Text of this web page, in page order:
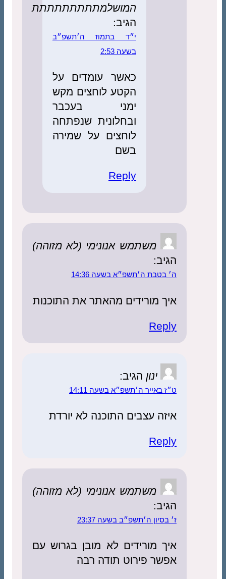
המושלמתתתתתתתתת
הגיב:
י״ד בתמוז ה׳תשפ״ב
בשעה 2:53
כאשר עומדים על
הקטע לוחצים מקש
ימני בעכבר
ובחלונית שנפתחה
לוחצים על שמירה
בשם
Reply
משתמש אנונימי (לא מזוהה)
הגיב:
ה׳ בטבת ה׳תשפ״א בשעה 14:36
איך מורידים מהאתר את התוכנות
Reply
ינון הגיב:
ט״ז באייר ה׳תשפ״א בשעה 14:11
איזה עצבים התוכנה לא יורדת
Reply
משתמש אנונימי (לא מזוהה)
הגיב:
ז׳ בסיון ה׳תשפ״ב בשעה 23:37
איך מורידים לא מובן בגרוש עם
אפשר פירוט תודה רבה